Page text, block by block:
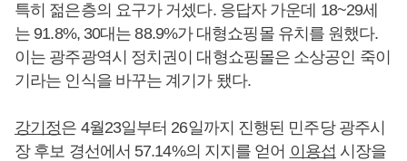
특히 젊은층의 요구가 거셌다. 응답자 가운데 18~29세
는 91.8%, 30대는 88.9%가 대형쇼핑몰 유치를 원했다.
이는 광주광역시 정치권이 대형쇼핑몰은 소상공인 죽이
기라는 인식을 바꾸는 계기가 됐다.
강기정은 4월23일부터 26일까지 진행된 민주당 광주시
장 후보 경선에서 57.14%의 지지를 얻어 이용섭 시장을